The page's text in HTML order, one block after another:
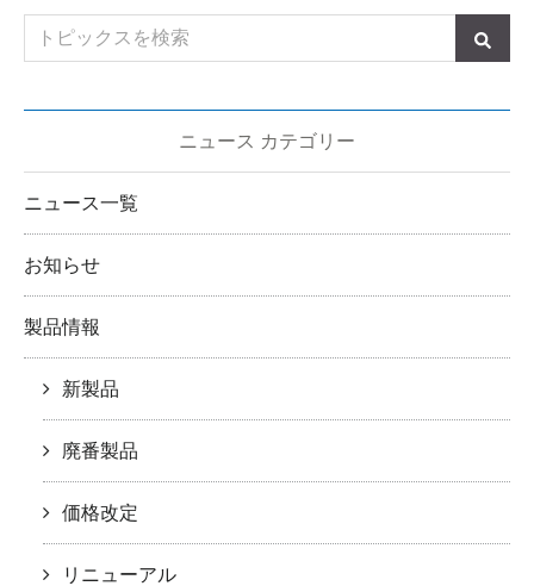
ニュース カテゴリー
ニュース一覧
お知らせ
製品情報
新製品
廃番製品
価格改定
リニューアル